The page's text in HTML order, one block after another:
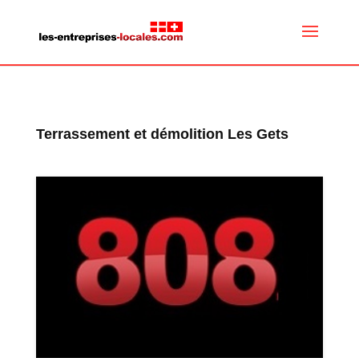
Terrassement et démolition Les Gets